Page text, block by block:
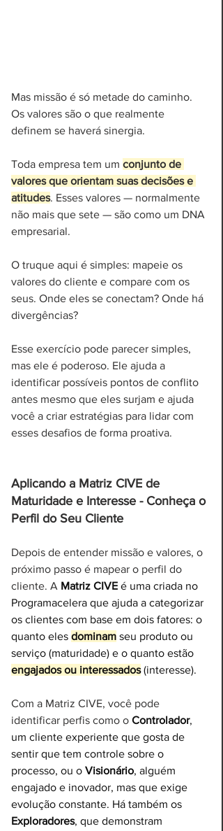
Mas missão é só metade do caminho.
Os valores são o que realmente
definem se haverá sinergia.
Toda empresa tem um conjunto de
valores que orientam suas decisões e
atitudes. Esses valores — normalmente
não mais que sete — são como um DNA
empresarial.
O truque aqui é simples: mapeie os
valores do cliente e compare com os
seus. Onde eles se conectam? Onde há
divergências?
Esse exercício pode parecer simples,
mas ele é poderoso. Ele ajuda a
identificar possíveis pontos de conflito
antes mesmo que eles surjam e ajuda
você a criar estratégias para lidar com
esses desafios de forma proativa.
Aplicando a Matriz CIVE de
Maturidade e Interesse - Conheça o
Perfil do Seu Cliente
Depois de entender missão e valores, o
próximo passo é mapear o perfil do
cliente. A Matriz CIVE é uma criada no
Programacelera que ajuda a categorizar
os clientes com base em dois fatores: o
quanto eles dominam seu produto ou
serviço (maturidade) e o quanto estão
engajados ou interessados (interesse).
Com a Matriz CIVE, você pode
identificar perfis como o Controlador,
um cliente experiente que gosta de
sentir que tem controle sobre o
processo, ou o Visionário, alguém
engajado e inovador, mas que exige
evolução constante. Há também os
Exploradores, que demonstram